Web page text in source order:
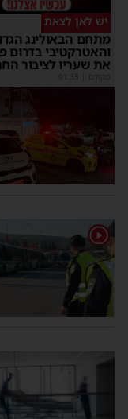
יש לאן לצאת
מתחם הבאולינג
והאטרקטיבי בדרום
את שעריו לציבור
מקודם
1